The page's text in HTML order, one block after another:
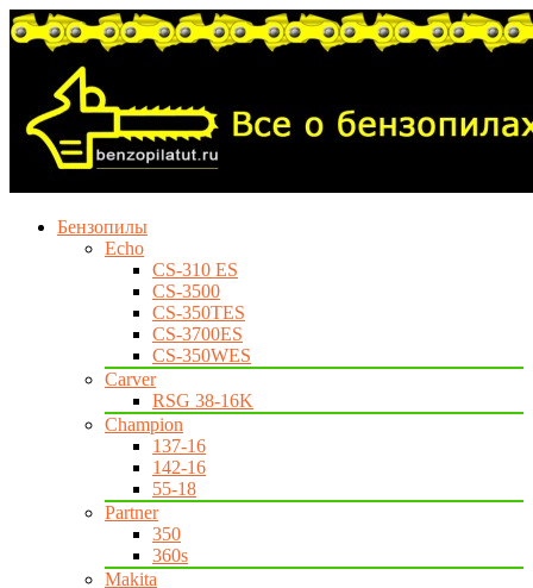
Бензопилы
Echo
CS-310 ES
CS-3500
CS-350TES
CS-3700ES
CS-350WES
Carver
RSG 38-16K
Champion
137-16
142-16
55-18
Partner
350
360s
Makita